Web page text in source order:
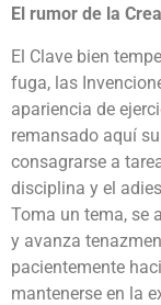
El rumor de la
El Clave bien
fuga, las
apariencia de
remansado aquí
consagrarse a
disciplina y el
Toma un tema, se
y avanza
pacientemente
mantenerse en la